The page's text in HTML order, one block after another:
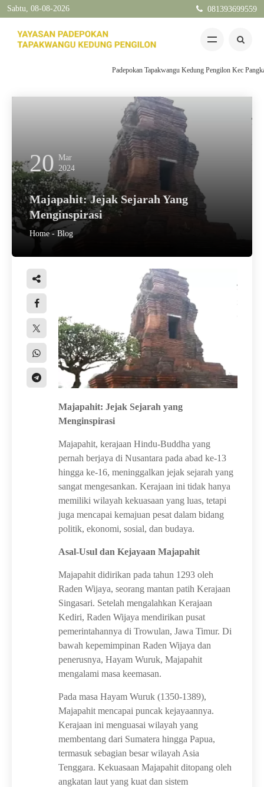
Sabtu, 08-08-2026 081393699559
Padepokan Tapakwangu Kedung Pengilon Kec Pangkah
20 Mar
2024
Majapahit: Jejak Sejarah Yang
Menginspirasi
Home- Blog
Majapahit: Jejak Sejarah yang
Menginspirasi
Majapahit, kerajaan Hindu-Buddha yang
pernah berjaya di Nusantara pada abad ke-13
hingga ke-16, meninggalkan jejak sejarah yang
sangat mengesankan. Kerajaan ini tidak hanya
memiliki wilayah kekuasaan yang luas, tetapi
juga mencapai kemajuan pesat dalam bidang
politik, ekonomi, sosial, dan budaya.
Asal-Usul dan Kejayaan Majapahit
Majapahit didirikan pada tahun 1293 oleh
Raden Wijaya, seorang mantan patih Kerajaan
Singasari. Setelah mengalahkan Kerajaan
Kediri, Raden Wijaya mendirikan pusat
pemerintahannya di Trowulan, Jawa Timur. Di
bawah kepemimpinan Raden Wijaya dan
penerusnya, Hayam Wuruk, Majapahit
mengalami masa keemasan.
Pada masa Hayam Wuruk (1350-1389),
Majapahit mencapai puncak kejayaannya.
Kerajaan ini menguasai wilayah yang
membentang dari Sumatera hingga Papua,
termasuk sebagian besar wilayah Asia
Tenggara. Kekuasaan Majapahit ditopang oleh
angkatan laut yang kuat dan sistem